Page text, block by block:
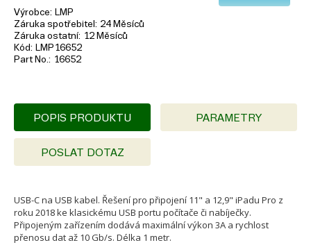
Výrobce
LMP
Záruka spotřebitel
24 Měsíců
Záruka ostatní 12 Měsíců
Kód
LMP16652
Part No.
16652
POPIS PRODUKTU PARAMETRY
POSLAT DOTAZ
USB-C na USB kabel. Řešení pro připojení 11" a 12,9" iPadu Pro z
roku 2018 ke klasickému USB portu počítače či nabíječky.
Připojeným zařízením dodává maximální výkon 3A a rychlost
přenosu dat až 10 Gb/s. Délka 1 metr.